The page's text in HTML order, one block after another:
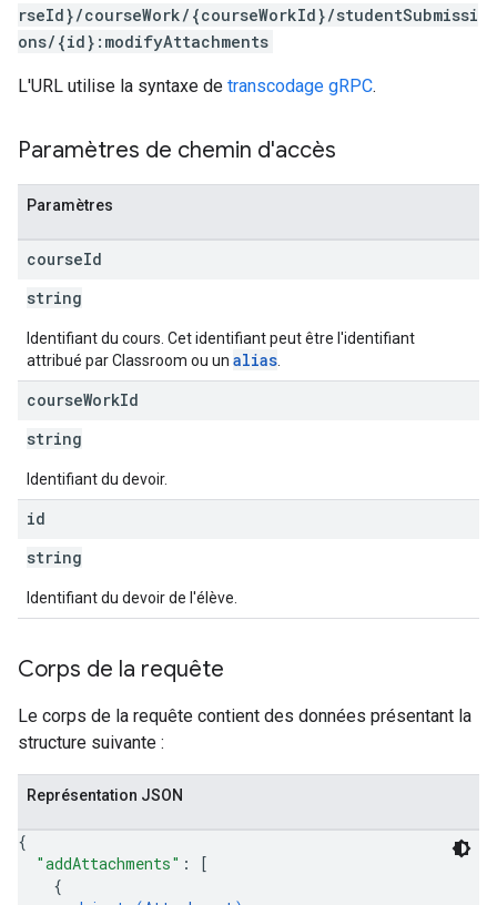
rseId}/courseWork/{courseWorkId}/studentSubmissi
ons/{id}:modifyAttachments
L'URL utilise la syntaxe de transcodage gRPC.
Paramètres de chemin d'accès
Paramètres
courseId
string
Identifiant du cours. Cet identifiant peut être l'identifiant
attribué par Classroom ou un alias
courseWorkId
string
Identifiant du devoir.
id
string
Identifiant du devoir de l'élève.
Corps de la requête
Le corps de la requête contient des données présentant la
structure suivante :
Représentation JSON
{
"addAttachments" :
[
{